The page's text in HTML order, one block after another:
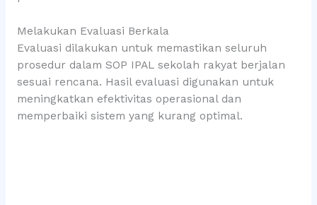
Melakukan Evaluasi Berkala
Evaluasi dilakukan untuk memastikan seluruh
prosedur dalam SOP IPAL sekolah rakyat berjalan
sesuai rencana. Hasil evaluasi digunakan untuk
meningkatkan efektivitas operasional dan
memperbaiki sistem yang kurang optimal.